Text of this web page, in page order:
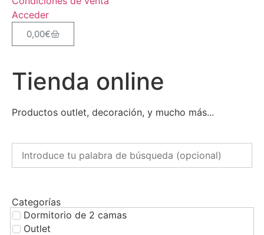
Estilos
Artículos rebajados de nuestra exposición.
Contacto
Acceder
0,00€
Tienda online
Productos outlet, decoración, y mucho más...
Categorías
Dormitorio de 2 camas
Outlet